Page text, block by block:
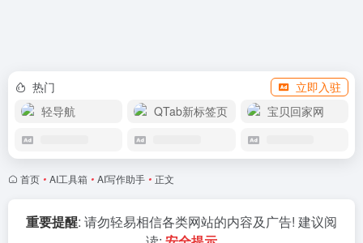
热门
立即入驻
轻导航
QTab新标签页 宝贝回家网
首页 • AI工具箱 • AI写作助手 • 正文
重要提醒: 请勿轻易相信各类网站的内容及广告! 建议阅